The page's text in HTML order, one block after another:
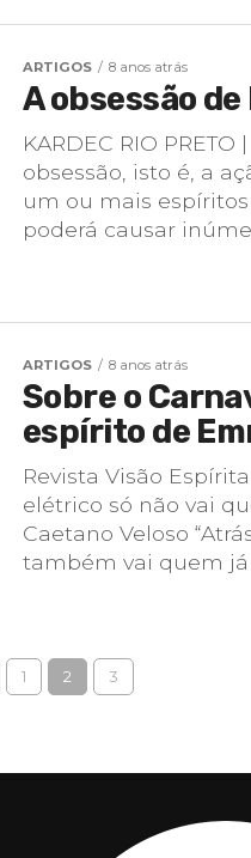
ARTIGOS 8 anos atrás
A obsessão
KARDEC RIO
obsessão, isto é, a
um ou mais
poderá causar
ARTIGOS 8 anos atrás
Sobre o
espírito de
Revista Visão
elétrico só não vai
Caetano Veloso
também vai quem já
1 2 3